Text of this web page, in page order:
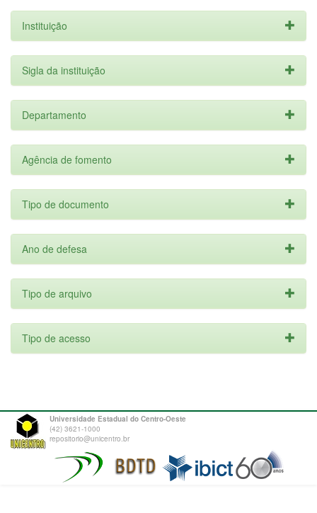
Instituição
Sigla da instituição
Departamento
Agência de fomento
Tipo de documento
Ano de defesa
Tipo de arquivo
Tipo de acesso
Universidade Estadual do Centro-Oeste
(42) 3621-1000
repositorio@unicentro.br